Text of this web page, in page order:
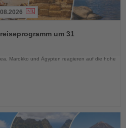
um 31
Marokko und Ägypten reagieren auf die hohe